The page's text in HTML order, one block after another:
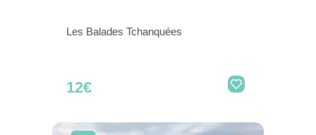
Les Balades Tchanquées
12€